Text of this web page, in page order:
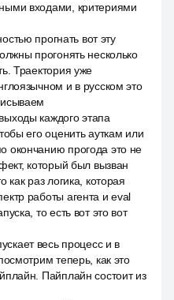
входами, критериями
прогнать вот эту
прогонять несколько
Траектория уже
и в русском это
каждого этапа
его оценить ауткам или
окончанию прогода это не
который был вызван
раз логика, которая
работы агента и eval
то есть вот это вот
весь процесс и в
теперь, как это
Пайплайн состоит из